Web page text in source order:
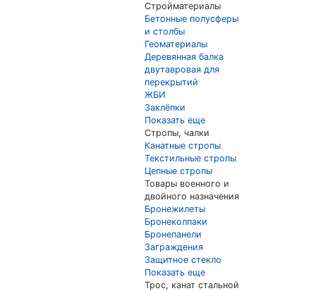
Стройматериалы
Бетонные полусферы
и столбы
Геоматериалы
Деревянная балка
двутавровая для
перекрытий
ЖБИ
Заклёпки
Показать еще
Стропы, чалки
Канатные стропы
Текстильные стропы
Цепные стропы
Товары военного и
двойного назначения
Бронежилеты
Бронеколпаки
Бронепанели
Заграждения
Защитное стекло
Показать еще
Трос, канат стальной